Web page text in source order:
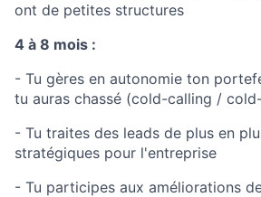
ont de petites structures
4 à 8 mois :
- Tu gères en autonomie ton
tu auras chassé (cold-calling /
- Tu traites des leads de plus en
stratégiques pour l'entreprise
- Tu participes aux améliorations